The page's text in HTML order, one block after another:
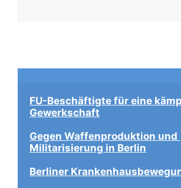
FU-Beschäftigte für eine
Gewerkschaft
Gegen Waffenproduktion und
Militarisierung in Berlin
Berliner